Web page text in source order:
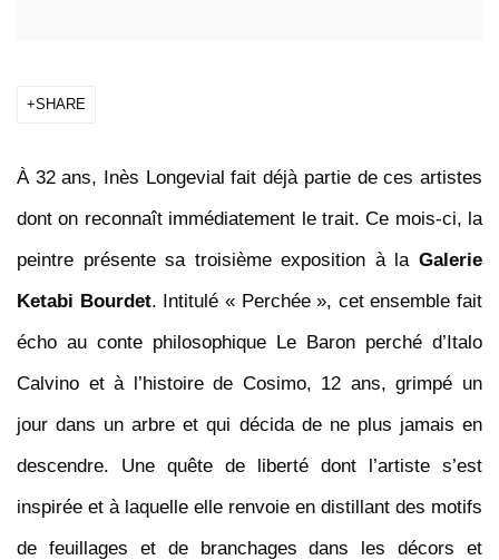
SHARE
À 32 ans, Inès Longevial fait déjà partie de ces artistes
dont on reconnaît immédiatement le trait. Ce mois-ci, la
peintre présente sa troisième exposition à la Galerie
Ketabi Bourdet. Intitulé « Perchée », cet ensemble fait
écho au conte philosophique Le Baron perché d’Italo
Calvino et à l’histoire de Cosimo, 12 ans, grimpé un
jour dans un arbre et qui décida de ne plus jamais en
descendre. Une quête de liberté dont l’artiste s’est
inspirée et à laquelle elle renvoie en distillant des motifs
de feuillages et de branchages dans les décors et